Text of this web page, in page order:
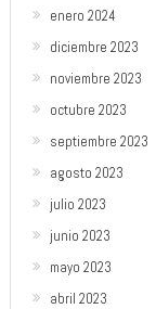
enero 2024
diciembre 2023
noviembre 2023
octubre 2023
septiembre 2023
agosto 2023
julio 2023
junio 2023
mayo 2023
abril 2023